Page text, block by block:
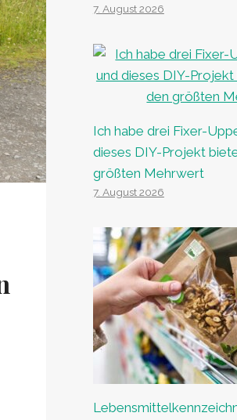
7. August 2026
Ich habe drei Fixer-
dieses DIY-Projekt
größten Mehrwert
7. August 2026